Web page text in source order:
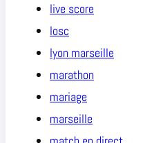
live score
losc
lyon marseille
marathon
mariage
marseille